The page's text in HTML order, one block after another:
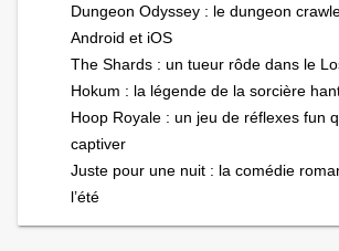
Dungeon Odyssey : le dungeon
Android et iOS
The Shards : un tueur rôde dans le
Hokum : la légende de la sorcière
Hoop Royale : un jeu de réflexes fun
captiver
Juste pour une nuit : la comédie
l’été